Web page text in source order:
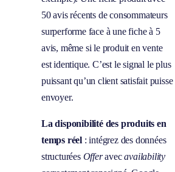
50 avis récents de consommateurs
surperforme face à une fiche à 5
avis, même si le produit en vente
est identique. C’est le signal le plus
puissant qu’un client satisfait puisse
envoyer.
La disponibilité des produits en
temps réel: intégrez des données
structurées Offeravecavailability